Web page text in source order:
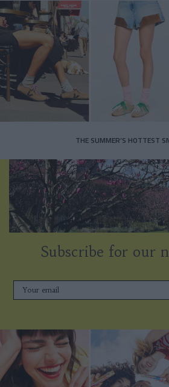
THE SUMMER’S HOTTEST
Subscribe for our